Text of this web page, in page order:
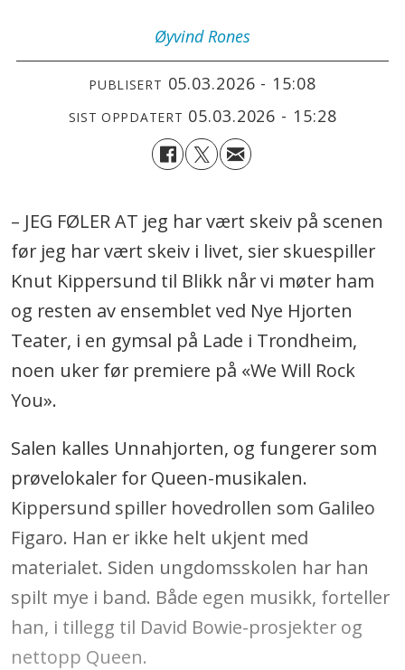
Øyvind Rones
PUBLISERT 05.03.2026 - 15:08
SIST OPPDATERT 05.03.2026 - 15:28
– JEG FØLER AT jeg har vært skeiv på scenen
før jeg har vært skeiv i livet, sier skuespiller
Knut Kippersund til Blikk når vi møter ham
og resten av ensemblet ved Nye Hjorten
Teater, i en gymsal på Lade i Trondheim,
noen uker før premiere på «We Will Rock
You».
Salen kalles Unnahjorten, og fungerer som
prøvelokaler for Queen-musikalen.
Kippersund spiller hovedrollen som Galileo
Figaro. Han er ikke helt ukjent med
materialet. Siden ungdomsskolen har han
spilt mye i band. Både egen musikk, forteller
han, i tillegg til David Bowie-prosjekter og
nettopp Queen.